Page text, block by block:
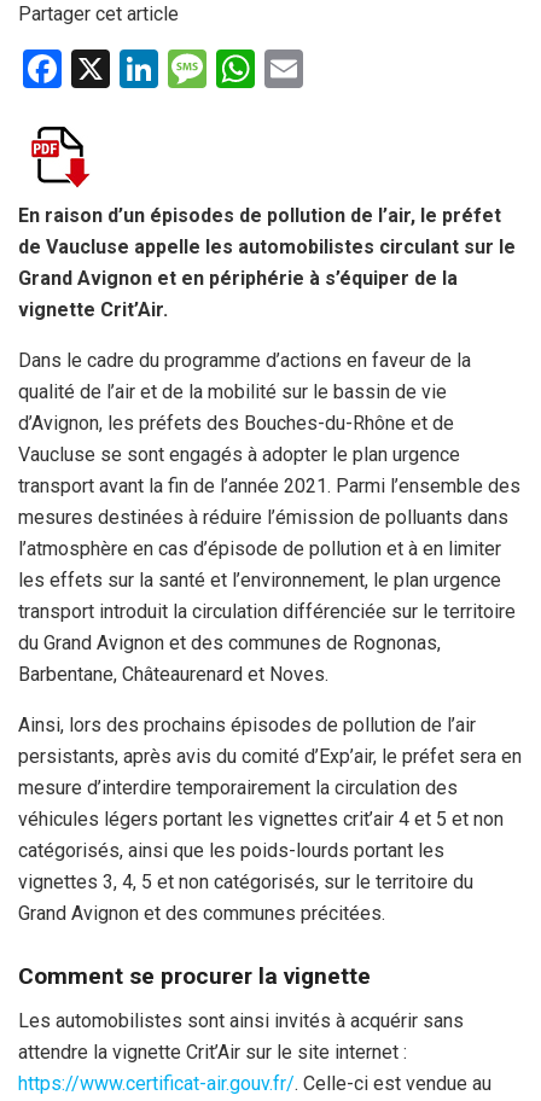
Partager cet article
F
ce
b
o
o
k
X
Li
n
M
g
e
W
A
p
p
En raison d’un épisodes de pollution de l’air, le préfet
de Vaucluse appelle les automobilistes circulant sur le
Grand Avignon et en périphérie à s’équiper de la
vignette Crit’Air.
Dans le cadre du programme d’actions en faveur de la
qualité de l’air et de la mobilité sur le bassin de vie
d’Avignon, les préfets des Bouches-du-Rhône et de
Vaucluse se sont engagés à adopter le plan urgence
transport avant la fin de l’année 2021. Parmi l’ensemble des
mesures destinées à réduire l’émission de polluants dans
l’atmosphère en cas d’épisode de pollution et à en limiter
les effets sur la santé et l’environnement, le plan urgence
transport introduit la circulation différenciée sur le territoire
du Grand Avignon et des communes de Rognonas,
Barbentane, Châteaurenard et Noves.
Ainsi, lors des prochains épisodes de pollution de l’air
persistants, après avis du comité d’Exp’air, le préfet sera en
mesure d’interdire temporairement la circulation des
véhicules légers portant les vignettes crit’air 4 et 5 et non
catégorisés, ainsi que les poids-lourds portant les
vignettes 3, 4, 5 et non catégorisés, sur le territoire du
Grand Avignon et des communes précitées.
Comment se procurer la vignette
Les automobilistes sont ainsi invités à acquérir sans
attendre la vignette Crit’Air sur le site internet :
https://www.certificat-air.gouv.fr/. Celle-ci est vendue au